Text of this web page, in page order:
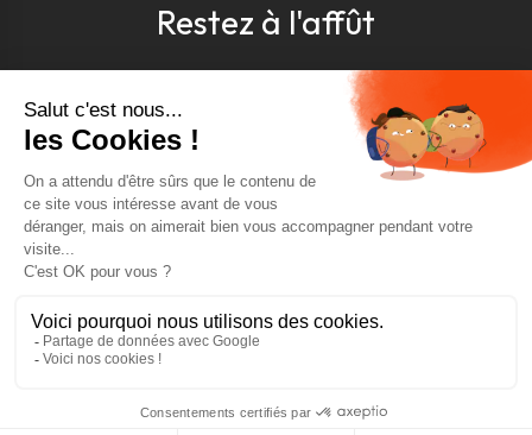
Restez à l'affût
Pour être toujours au courant, inscrivez-vous à
notre newsletter
J'accepte les conditions générales et la politique de